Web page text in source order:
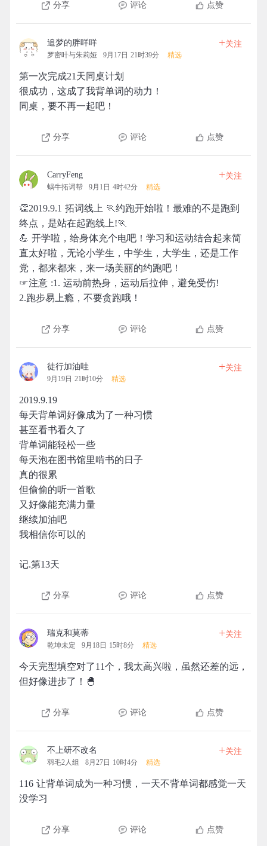
分享 评论 点赞
追梦的胖咩咩
罗密叶与朱莉娅 9月17日 21时39分 精选
+关注
第一次完成21天同桌计划
很成功，这成了我背单词的动力！
同桌，要不再一起吧！
分享 评论 点赞
CarryFeng
蜗牛拓词帮 9月1日 4时42分 精选
+关注
👏2019.9.1 拓词线上 🏃约跑开始啦！最难的不是跑到
终点，是站在起跑线上!🏃
💪 开学啦，给身体充个电吧！学习和运动结合起来简
直太好啦，无论小学生，中学生，大学生，还是工作
党，都来都来，来一场美丽的约跑吧！
☞注意 :1. 运动前热身，运动后拉伸，避免受伤!
2.跑步易上瘾，不要贪跑哦！
分享 评论 点赞
徒行加油哇
9月19日 21时10分 精选
+关注
2019.9.19
每天背单词好像成为了一种习惯
甚至看书看久了
背单词能轻松一些
每天泡在图书馆里啃书的日子
真的很累
但偷偷的听一首歌
又好像能充满力量
继续加油吧
我相信你可以的
记.第13天
分享 评论 点赞
瑞克和莫蒂
乾坤未定 9月18日 15时8分 精选
+关注
今天完型填空对了11个，我太高兴啦，虽然还差的远，
但好像进步了！🐣
分享 评论 点赞
不上研不改名
羽毛2人组 8月27日 10时4分 精选
+关注
116 让背单词成为一种习惯，一天不背单词都感觉一天
没学习
分享 评论 点赞